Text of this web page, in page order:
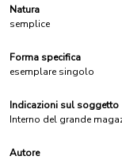
Natura
semplice
Forma specifica
esemplare singolo
Indicazioni sul soggetto
Interno del grande
Autore